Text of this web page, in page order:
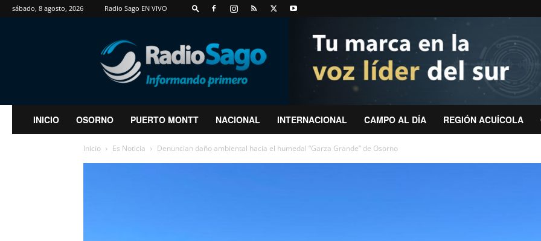
sábado, 8 agosto, 2026 Radio Sago EN VIVO
RadioSago
INICIO OSORNO PUERTO MONTT NACIONAL INTERNACIONAL CAMPO AL DÍA REGIÓN ACUÍCOLA
Inicio Es Noticia Denuncian daño ambiental hacia el humedal “Garza Grande” de Osorno